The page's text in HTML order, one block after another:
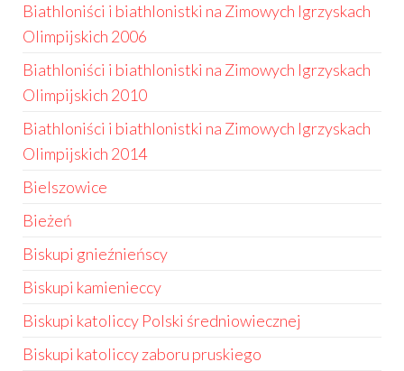
Biathloniści i biathlonistki na Zimowych Igrzyskach
Olimpijskich 2006
Biathloniści i biathlonistki na Zimowych Igrzyskach
Olimpijskich 2010
Biathloniści i biathlonistki na Zimowych Igrzyskach
Olimpijskich 2014
Bielszowice
Bieżeń
Biskupi gnieźnieńscy
Biskupi kamienieccy
Biskupi katoliccy Polski średniowiecznej
Biskupi katoliccy zaboru pruskiego